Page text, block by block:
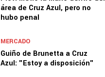
área de Cruz Azul, pero no
hubo penal
MERCADO
Guiño de Brunetta a Cruz
Azul: "Estoy a disposición"